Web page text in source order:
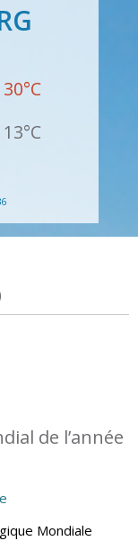
30°C
13°C
de l’année
Mondiale